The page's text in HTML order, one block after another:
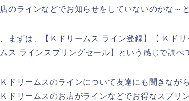
のラインなどでお知らせをしていないのかな～
まずは、【Ｋドリームス ライン登録】【 Ｋド
ムス ラインスプリングセール】という感じで調べ
ドリームスのラインについて友達にも聞きなが
ドリームスのお店がラインなどでお得なスプリ